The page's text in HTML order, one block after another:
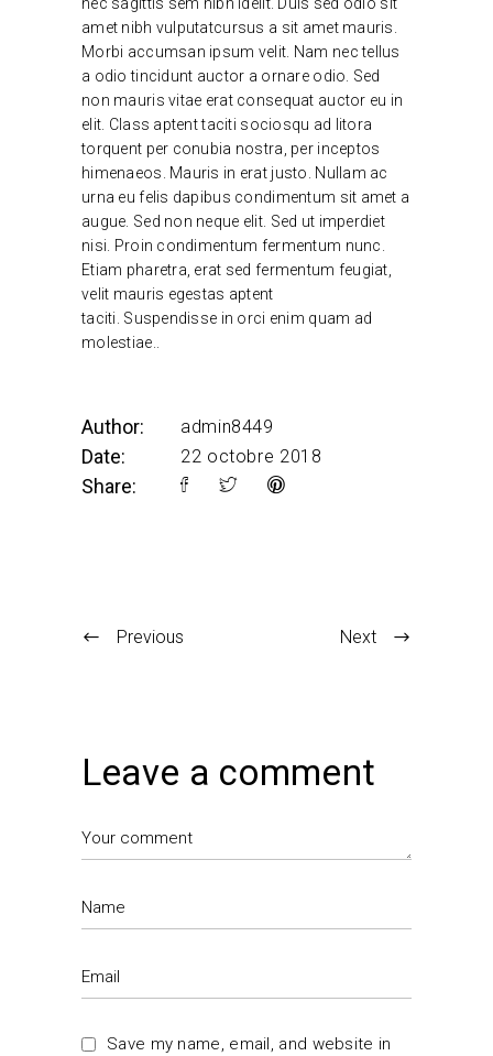
amet nibh vulputatcursus a sit amet mauris.
Morbi accumsan ipsum velit. Nam nec tellus
a odio tincidunt auctor a ornare odio. Sed
non mauris vitae erat consequat auctor eu in
elit. Class aptent taciti sociosqu ad litora
torquent per conubia nostra, per inceptos
himenaeos. Mauris in erat justo. Nullam ac
urna eu felis dapibus condimentum sit amet a
augue. Sed non neque elit. Sed ut imperdiet
nisi. Proin condimentum fermentum nunc.
Etiam pharetra, erat sed fermentum feugiat,
velit mauris egestas aptent
taciti. Suspendisse in orci enim quam ad
molestiae..
Author: admin8449
Date: 22 octobre 2018
Share:
Previous Next
Leave a comment
Save my name, email, and website in